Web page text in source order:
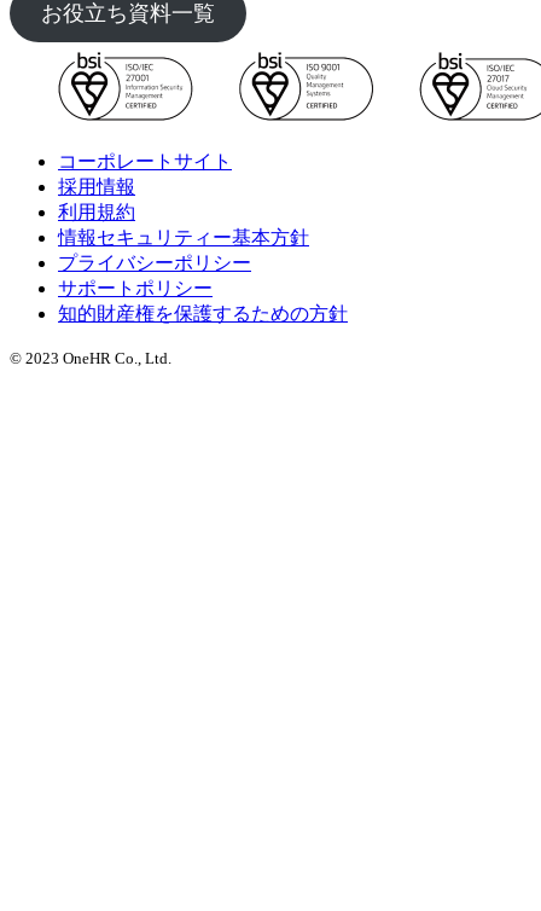
お役立ち資料一覧
コーポレートサイト
採用情報
利用規約
情報セキュリティー基本方針
プライバシーポリシー
サポートポリシー
知的財産権を保護するための方針
© 2023 OneHR Co., Ltd.